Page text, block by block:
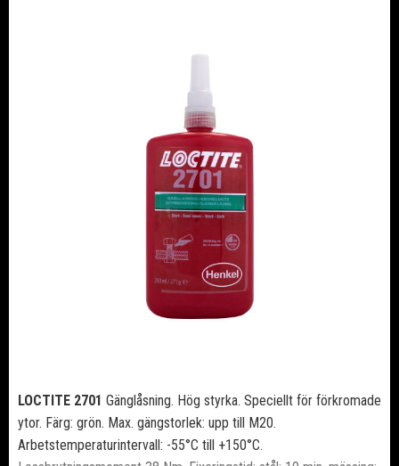
LOCTITE 2701 Gänglåsning. Hög styrka. Speciellt för förkromade
ytor. Färg: grön. Max. gängstorlek: upp till M20.
Arbetstemperaturintervall: -55°C till +150°C.